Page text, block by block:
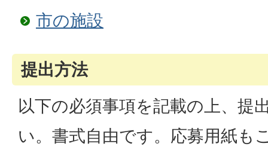
市の施設
提出方法
以下の必須事項を記載の上、提
い。書式自由です。応募用紙も